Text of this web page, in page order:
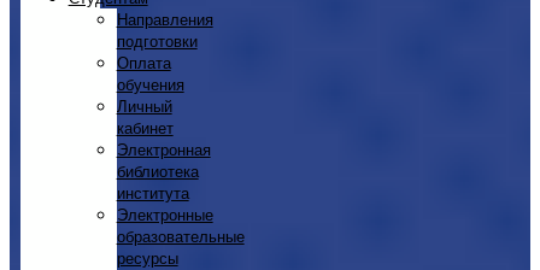
Направления
подготовки
Оплата
обучения
Личный
кабинет
Электронная
библиотека
института
Электронные
образовательные
ресурсы